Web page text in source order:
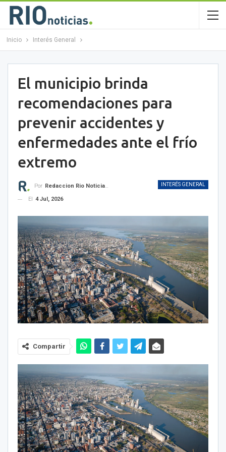
Inicio Interés General
El municipio brinda
recomendaciones para
prevenir accidentes y
enfermedades ante el frío
extremo
INTERÉS GENERAL
Por Redaccion Rio Noticias OK
El
4 Jul, 2026
Compartir